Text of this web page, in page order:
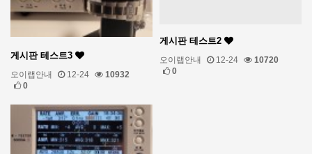
게시판 테스트3
오이랩안내 12-24
10932
0
게시판 테스트2
오이랩안내 12-24
10720
0